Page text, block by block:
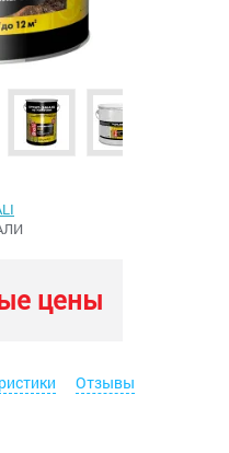
цены
Отзывы